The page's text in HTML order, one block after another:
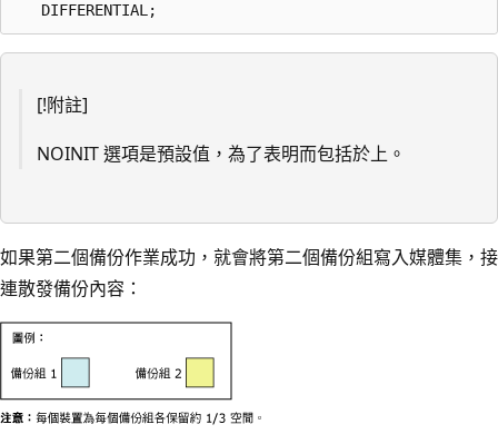
[!附註]
NOINIT 選項是預設值，為了表明而包括於上。
如果第二個備份作業成功，就會將第二個備份組寫入媒體集，接
連散發備份內容：